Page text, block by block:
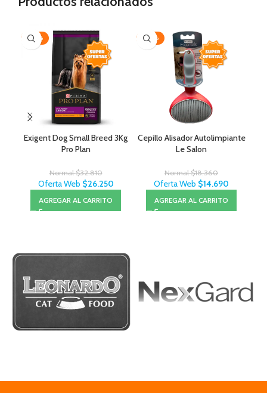
-20%
Exigent Dog Small Breed 3Kg
Pro Plan
Normal$32.810
Oferta Web $26.250
AGREGAR AL CARRITO
-20%
Cepillo Alisador Autolimpiante
Le Salon
Normal$18.360
Oferta Web $14.690
AGREGAR AL CARRITO